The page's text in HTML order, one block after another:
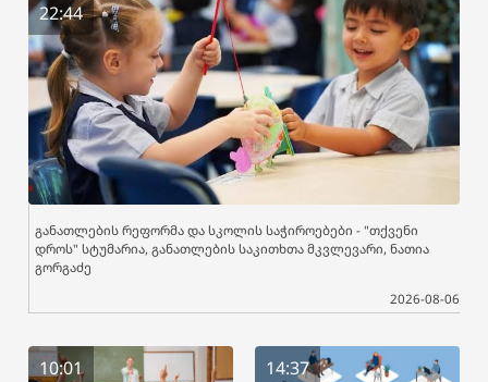
22:44
განათლების რეფორმა და სკოლის საჭიროებები - "თქვენი
დროს" სტუმარია, განათლების საკითხთა მკვლევარი, ნათია
გორგაძე
2026-08-06
10:01 14:37